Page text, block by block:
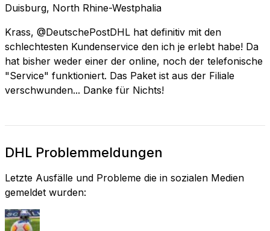
Duisburg, North Rhine-Westphalia
Krass, @DeutschePostDHL hat definitiv mit den
schlechtesten Kundenservice den ich je erlebt habe! Da
hat bisher weder einer der online, noch der telefonische
"Service" funktioniert. Das Paket ist aus der Filiale
verschwunden... Danke für Nichts!
DHL Problemmeldungen
Letzte Ausfälle und Probleme die in sozialen Medien
gemeldet wurden: